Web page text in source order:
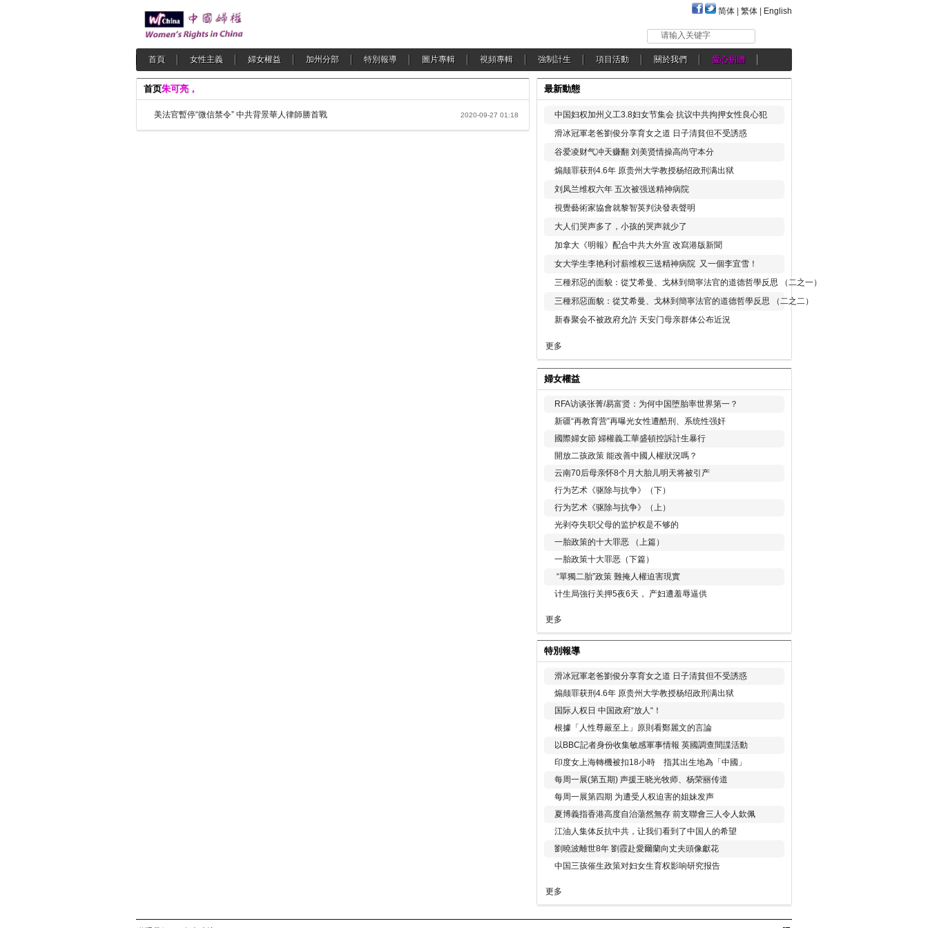
简体 繁体 English
请输入关键字
首頁 女性主義 婦女權益 加州分部 特別報導 圖片專輯 視頻專輯 強制計生 項目活動 關於我們 愛心捐贈
首页朱可亮，
美法官暫停“微信禁令” 中共背景華人律師勝首戰 2020-09-27 01:18
最新動態
中国妇权加州义工3.8妇女节集会 抗议中共拘押女性良心犯
滑冰冠軍老爸劉俊分享育女之道 日子清貧但不受誘惑
谷爱凌财气冲天赚翻 刘美贤情操高尚守本分
煽颠罪获刑4.6年 原贵州大学教授杨绍政刑满出狱
刘凤兰维权六年 五次被强送精神病院
視覺藝術家協會就黎智英判決發表聲明
大人们哭声多了，小孩的哭声就少了
加拿大《明報》配合中共大外宣 改寫港版新聞
女大学生李艳利讨薪维权三送精神病院 又一個李宜雪！
三種邪惡的面貌：從艾希曼、戈林到簡寧法官的道德哲學反思 （二之一）
三種邪惡面貌：從艾希曼、戈林到簡寧法官的道德哲學反思 （二之二）
新春聚会不被政府允許 天安门母亲群体公布近況
更多
婦女權益
RFA访谈张菁/易富贤：为何中国堕胎率世界第一？
新疆“再教育营”再曝光女性遭酷刑、系统性强奸
國際婦女節 婦權義工華盛頓控訴計生暴行
開放二孩政策 能改善中國人權狀況嗎？
云南70后母亲怀8个月大胎儿明天将被引产
行为艺术《驱除与抗争》（下）
行为艺术《驱除与抗争》（上）
光剥夺失职父母的监护权是不够的
一胎政策的十大罪恶 （上篇）
一胎政策十大罪恶（下篇）
“單獨二胎”政策 難掩人權迫害現實
计生局強行关押5夜6天， 产妇遭羞辱逼供
更多
特別報導
滑冰冠軍老爸劉俊分享育女之道 日子清貧但不受誘惑
煽颠罪获刑4.6年 原贵州大学教授杨绍政刑满出狱
国际人权日 中国政府“放人“！
根據「人性尊嚴至上」原則看鄭麗文的言論
以BBC記者身份收集敏感軍事情報 英國調查間諜活動
印度女上海轉機被扣18小時 指其出生地為「中國」
每周一展(第五期) 声援王晓光牧师、杨荣丽传道
每周一展第四期 为遭受人权迫害的姐妹发声
夏博義指香港高度自治蕩然無存 前支聯會三人令人欽佩
江油人集体反抗中共，让我们看到了中国人的希望
劉曉波離世8年 劉霞赴愛爾蘭向丈夫頭像獻花
中国三孩催生政策对妇女生育权影响研究报告
更多